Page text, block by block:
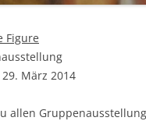
Figure
März 2014
allen